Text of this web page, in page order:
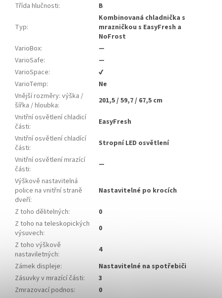
Třída hlučnosti: B
Typ:
Kombinovaná chladnička s
mrazničkou s EasyFresh a
NoFrost
VarioBox:
—
VarioSafe:
—
VarioSpace:
✔
VarioTemp:
Ne
Vnější rozměry: výška /
šířka / hloubka:
201,5 / 59,7 / 67,5 cm
Vnitřní osvětlení chladicí
části:
EasyFresh
Vnitřní osvětlení chladící
části:
Stropní LED osvětlení
Vnitřní osvětlení mrazící
části:
—
Výškově nastavitelná
police na vnitřní straně
dveří:
Nastavitelné po krocích
Z toho dělitelných:
0
Z toho na teleskopických
výsuvech:
0
Z toho výškově
nastaviletných:
4
Zámek displeje:
Nastavitelné na spotřebiči
Zásuvky v mrazící části:
3
Zmrazovací podnos:
0